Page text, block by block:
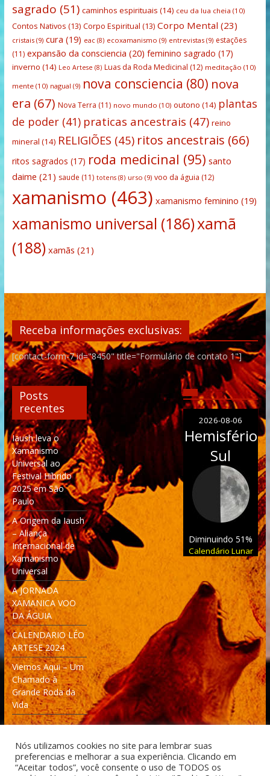
sagrado (51) caminhos espirituais (14) ceu da lua cheia (10)
Contos Nativos (13) Corpo Espiritual (13) Corpo Mental (23)
cristais(9) cura (19) eac(8) ecoxamanismo (9) entrevistas(9) estações
(11) expansão da consciencia (20) feminino sagrado (17)
inverno (14) Leo Artese (8) Luas da Roda Medicinal (12) meditação (10)
mente(10) nagual (9) nova consciencia (80) nova
era (67) Nova Terra (11) novo mundo (10) outono (14) plantas
de poder(41) praticas ancestrais (47) reino
mineral (14) RELIGIÕES (45) ritos ancestrais (66)
ritos sagrados (17) roda medicinal (95) santo
daime (21) saude (11) totens(8) urso (9) voo da águia (12)
xamanismo (463) xamanismo feminino (19)
xamanismo universal (186)xamã
(188) xamãs (21)
Receba informações exclusivas:
[contact-form-7 id="8450" title="Formulário de contato 1"]
Posts
recentes
Iaush leva o
Xamanismo
Universal ao
Festival Híbrido
2025 em São
Paulo
A Origem da Iaush
– Aliança
Internacional de
Xamanismo
Universal
A JORNADA
XAMANICA VOO
DA ÁGUIA
CALENDARIO LÉO
ARTESE 2024
Viemos Aqui – Um
Chamado à
Grande Roda da
Vida
2026-08-06
Hemisfério
Sul
Diminuindo 51%
Calendário Lunar
Nós utilizamos cookies no site para lembrar suas
preferencias e melhorar a sua experiência. Clicando em
“Aceitar todos”, você consente o uso de TODOS os